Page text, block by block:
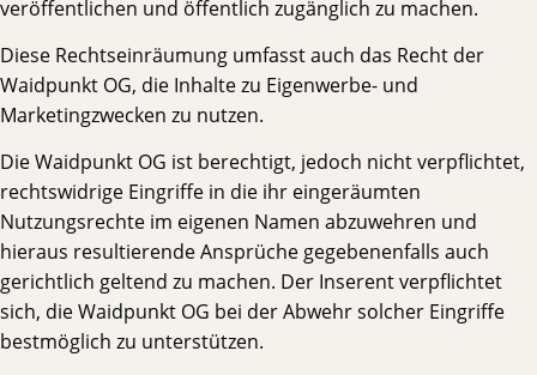
veröffentlichen und öffentlich zugänglich zu machen.
Diese Rechtseinräumung umfasst auch das Recht der
Waidpunkt OG, die Inhalte zu Eigenwerbe- und
Marketingzwecken zu nutzen.
Die Waidpunkt OG ist berechtigt, jedoch nicht verpflichtet,
rechtswidrige Eingriffe in die ihr eingeräumten
Nutzungsrechte im eigenen Namen abzuwehren und
hieraus resultierende Ansprüche gegebenenfalls auch
gerichtlich geltend zu machen. Der Inserent verpflichtet
sich, die Waidpunkt OG bei der Abwehr solcher Eingriffe
bestmöglich zu unterstützen.